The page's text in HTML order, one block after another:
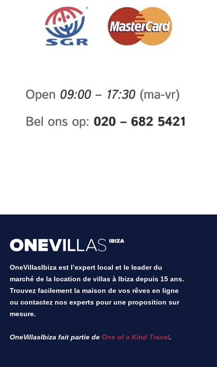
OneVillasIbiza est l’expert local et le leader du
marché de la location de villas à Ibiza depuis 15 ans.
Trouvez facilement la maison de vos rêves en ligne
ou contactez nos experts pour une proposition sur
mesure.
OneVillasIbiza fait partie de One of a Kind Travel.